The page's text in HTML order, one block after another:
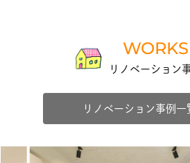
WORKS
リノベーション
リノベーション事例一